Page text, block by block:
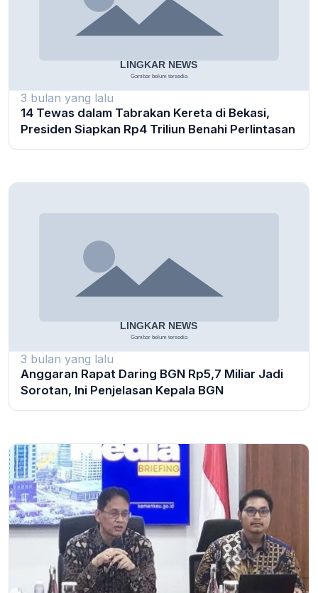
3 bulan yang lalu
14 Tewas dalam Tabrakan Kereta di Bekasi,
Presiden Siapkan Rp4 Triliun Benahi Perlintasan
3 bulan yang lalu
Anggaran Rapat Daring BGN Rp5,7 Miliar Jadi
Sorotan, Ini Penjelasan Kepala BGN